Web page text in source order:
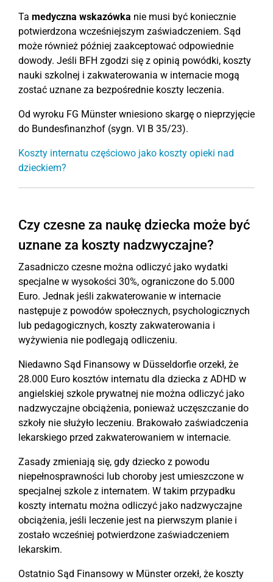
Ta medyczna wskazówka nie musi być koniecznie
potwierdzona wcześniejszym zaświadczeniem. Sąd
może również później zaakceptować odpowiednie
dowody. Jeśli BFH zgodzi się z opinią powódki, koszty
nauki szkolnej i zakwaterowania w internacie mogą
zostać uznane za bezpośrednie koszty leczenia.
Od wyroku FG Münster wniesiono skargę o nieprzyjęcie
do Bundesfinanzhof (sygn. VI B 35/23).
Koszty internatu częściowo jako koszty opieki nad
dzieckiem?
Czy czesne za naukę dziecka może być
uznane za koszty nadzwyczajne?
Zasadniczo czesne można odliczyć jako wydatki
specjalne w wysokości 30%, ograniczone do 5.000
Euro. Jednak jeśli zakwaterowanie w internacie
następuje z powodów społecznych, psychologicznych
lub pedagogicznych, koszty zakwaterowania i
wyżywienia nie podlegają odliczeniu.
Niedawno Sąd Finansowy w Düsseldorfie orzekł, że
28.000 Euro kosztów internatu dla dziecka z ADHD w
angielskiej szkole prywatnej nie można odliczyć jako
nadzwyczajne obciążenia, ponieważ uczęszczanie do
szkoły nie służyło leczeniu. Brakowało zaświadczenia
lekarskiego przed zakwaterowaniem w internacie.
Zasady zmieniają się, gdy dziecko z powodu
niepełnosprawności lub choroby jest umieszczone w
specjalnej szkole z internatem. W takim przypadku
koszty internatu można odliczyć jako nadzwyczajne
obciążenia, jeśli leczenie jest na pierwszym planie i
zostało wcześniej potwierdzone zaświadczeniem
lekarskim.
Ostatnio Sąd Finansowy w Münster orzekł, że koszty